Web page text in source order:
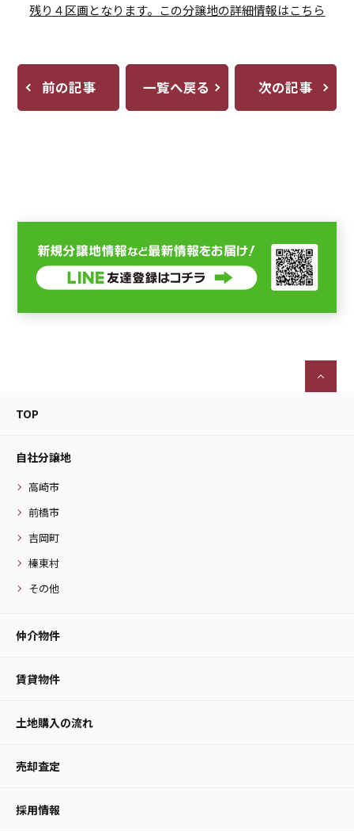
残り４区画となります。この分譲地の詳細情報はこちら
前の記事 一覧へ戻る 次の記事
TOP
自社分譲地
高崎市
前橋市
吉岡町
榛東村
その他
仲介物件
賃貸物件
土地購入の流れ
売却査定
採用情報